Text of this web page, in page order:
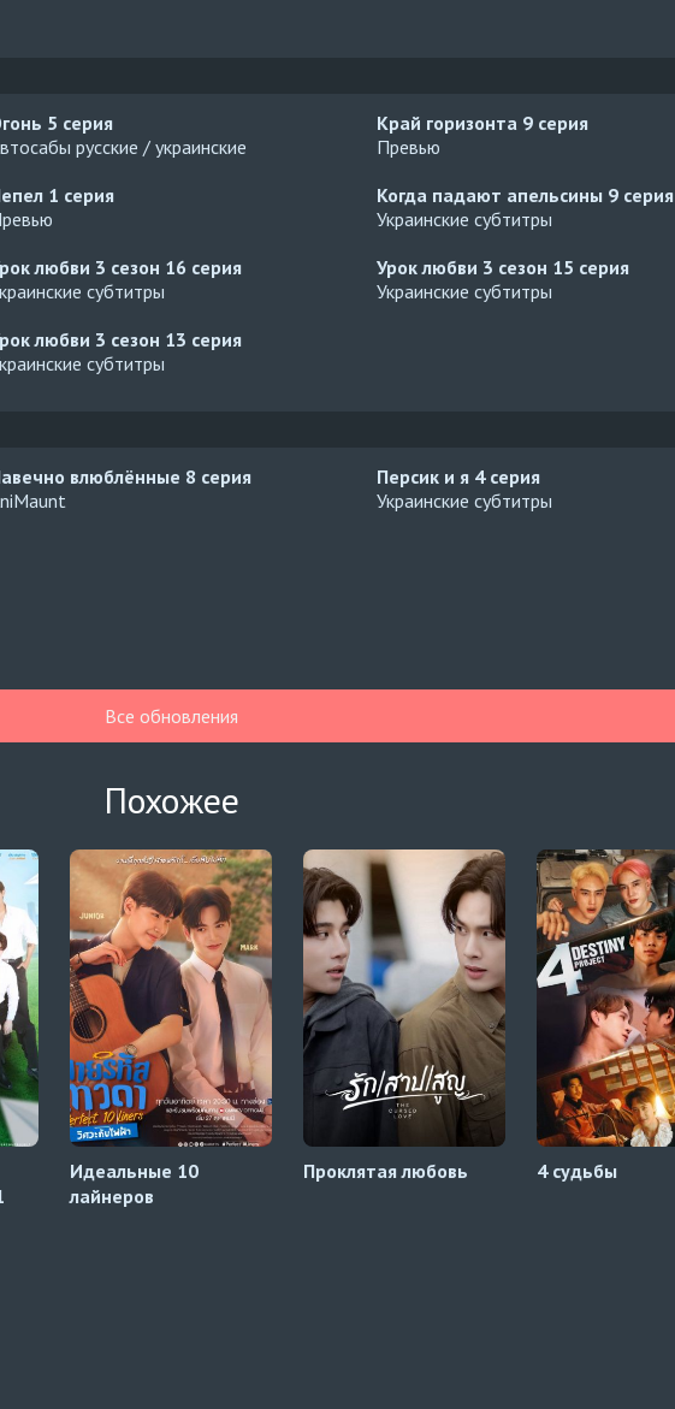
5 серия
русские / украинские
Край горизонта 9 серия
Превью
1 серия
Когда падают апельсины 9 серия
Украинские субтитры
любви 3 сезон 16 серия
субтитры
Урок любви 3 сезон 15 серия
Украинские субтитры
любви 3 сезон 13 серия
субтитры
влюблённые 8 серия
Персик и я 4 серия
Украинские субтитры
Все обновления
Похожее
Идеальные 10
лайнеров
Проклятая любовь 4 судьбы